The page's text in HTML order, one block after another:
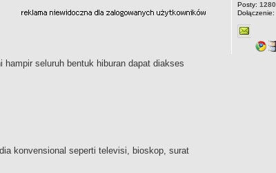
seluruh bentuk hiburan dapat diakses
konvensional seperti televisi, bioskop, surat
Posty: 1280
Dołączenie: